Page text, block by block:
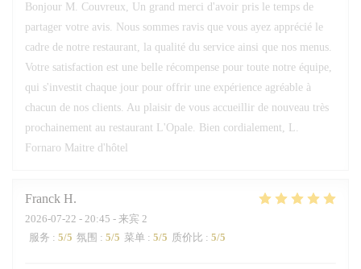
Bonjour M. Couvreux, Un grand merci d'avoir pris le temps de
partager votre avis. Nous sommes ravis que vous ayez apprécié le
cadre de notre restaurant, la qualité du service ainsi que nos menus.
Votre satisfaction est une belle récompense pour toute notre équipe,
qui s'investit chaque jour pour offrir une expérience agréable à
chacun de nos clients. Au plaisir de vous accueillir de nouveau très
prochainement au restaurant L'Opale. Bien cordialement, L.
Fornaro Maitre d'hôtel
Franck H
2026-07-22 - 20:45 - 来宾 2
服务 : 5/5 氛围 : 5/5 菜单 : 5/5 质价比 : 5/5